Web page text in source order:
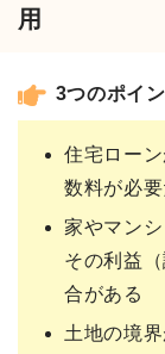
用
3つのポイ
住宅ロー
数料が必
家やマン
その利益
合がある
土地の境